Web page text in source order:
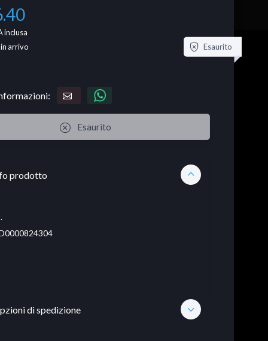
inclusa
arrivo
Esaurito
Esaurito
prodotto
di spedizione